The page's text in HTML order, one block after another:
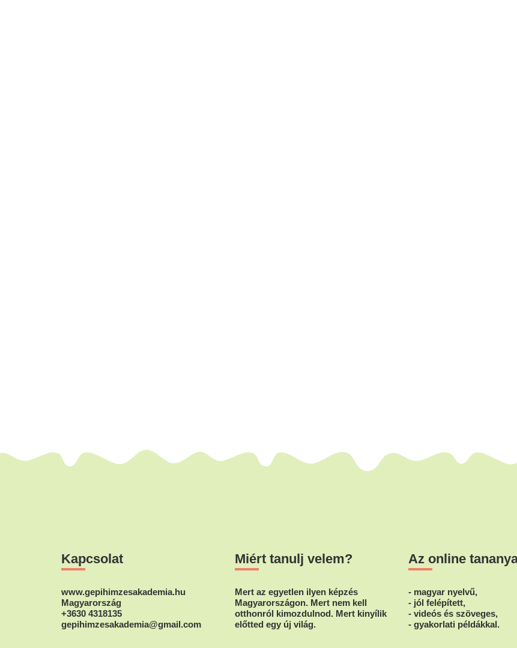
Kapcsolat
www.gepihimzesakademia.hu
Magyarország
+3630 4318135
gepihimzesakademia@gmail.com
Miért tanulj velem?
Mert az egyetlen ilyen képzés
Magyarországon. Mert nem kell
otthonról kimozdulnod. Mert kinyílik
előtted egy új világ.
Az online
- magyar nyelvű,
- jól felépített,
- videós és szöveges,
- gyakorlati példákkal.